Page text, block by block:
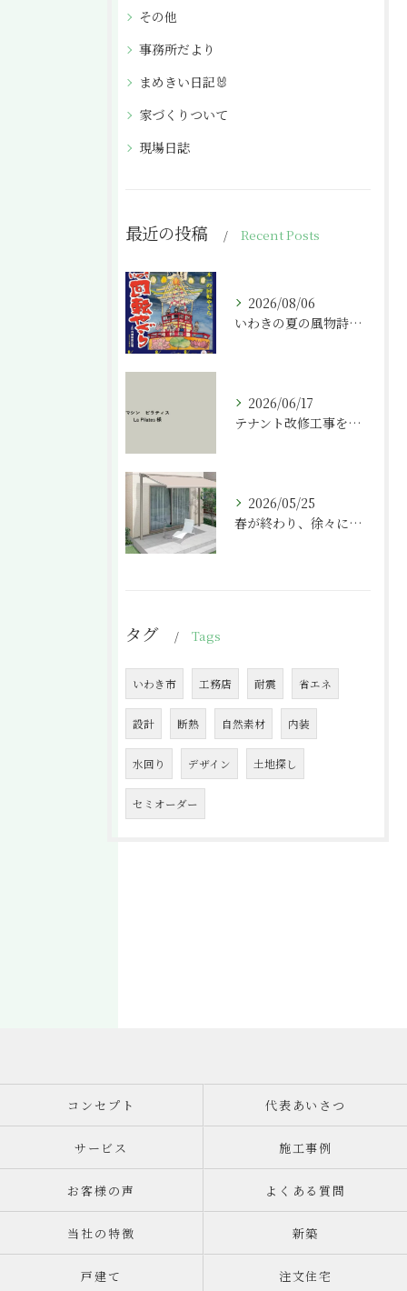
その他
事務所だより
まめきい日記🐰
家づくりついて
現場日誌
最近の投稿 Recent Posts
2026/08/06
いわきの夏の風物詩「いわき回転やぐら」
2026/06/17
テナント改修工事を請け負わせて頂きました。
2026/05/25
春が終わり、徐々に気温が上がってきましたね。
タグ Tags
いわき市 工務店 耐震 省エネ
設計 断熱 自然素材 内装
水回り デザイン 土地探し
セミオーダー
コンセプト 代表あいさつ
サービス 施工事例
お客様の声 よくある質問
当社の特徴 新築
戸建て 注文住宅